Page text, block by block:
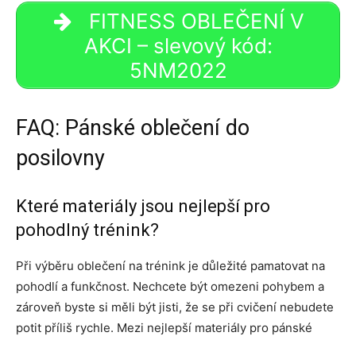
FITNESS OBLEČENÍ V
AKCI – slevový kód:
5NM2022
FAQ: Pánské oblečení do
posilovny
Které materiály jsou nejlepší pro
pohodlný trénink?
Při výběru oblečení na trénink je důležité pamatovat na
pohodlí a funkčnost. Nechcete být omezeni pohybem a
zároveň byste si měli být jisti, že se při cvičení nebudete
potit příliš rychle. Mezi nejlepší materiály pro pánské